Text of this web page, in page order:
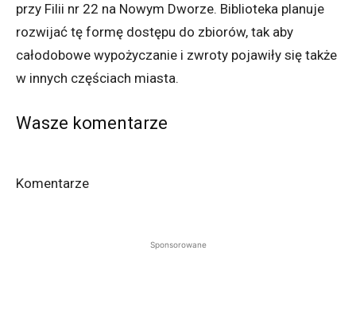
przy Filii nr 22 na Nowym Dworze. Biblioteka planuje
rozwijać tę formę dostępu do zbiorów, tak aby
całodobowe wypożyczanie i zwroty pojawiły się także
w innych częściach miasta.
Wasze komentarze
Komentarze
Sponsorowane